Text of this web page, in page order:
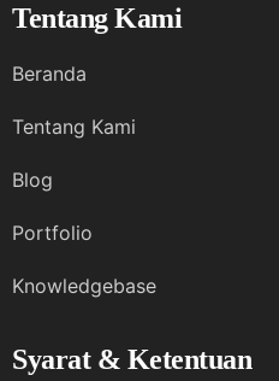
Tentang Kami
Beranda
Tentang Kami
Blog
Portfolio
Knowledgebase
Syarat & Ketentuan